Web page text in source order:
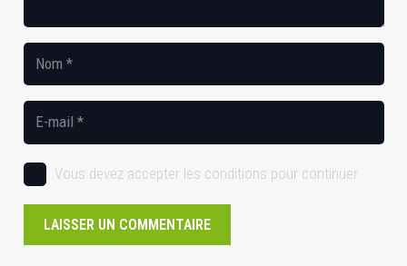
Vous devez accepter les conditions pour continuer
LAISSER UN COMMENTAIRE